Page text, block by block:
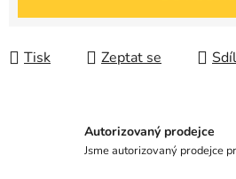
Tisk Zeptat se
Autorizovaný prodejce
Jsme autorizovaný prodejce